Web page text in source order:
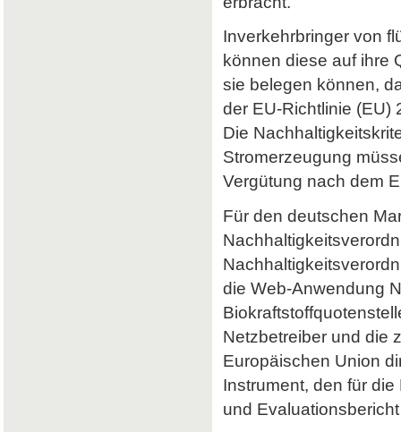
Inverkehrbringer von
können diese auf ihre
sie belegen können,
der EU-Richtlinie (EU)
Die
Stromerzeugung
Vergütung nach dem
Für den deutschen
die Web-Anwendung
Netzbetreiber und die
Europäischen Union
Instrument, den für
und